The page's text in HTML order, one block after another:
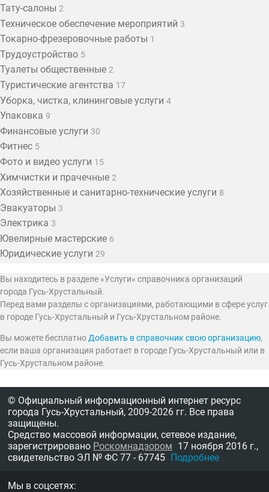
Тату-салоны 2
Техническое обеспечение мероприятий 3
Токарно-фрезеровочные работы 1
Трудоустройство 5
Туалеты общественные 2
Туристические агентства 17
Уборка, чистка, клининговые услуги 4
Упаковка 9
Финансовые услуги 30
Фитнес 5
Фото и видео услуги 15
Химчистки и прачечные 2
Хозяйственные и санитарно-технические услуги 8
Эвакуаторы 3
Электрика 3
Ювелирные мастерские 6
Юридические услуги 29
Вы находитесь в разделе «Услуги» справочника организаций
города Гусь-Хрустальный.
Перед вами разделы с организациями, работающими в сфере услуг
в городе Гусь-Хрустальный и Гусь-Хрустальном районе.
Вы можете бесплатноДобавить в справочник свою организацию,
если ваша организация работает в городе Гусь-Хрустальный или в
Гусь-Хрустальном районе.
© Официальный информационный интернет ресурс
города Гусь-Хрустальный, 2009-2026 гг. Все права
защищены.
Средство массовой информации, сетевое издание,
зарегистрировано Роскомнадзором 17 ноября 2016 г.,
свидетельство ЭЛ № ФС 77 - 67745 Подробнее
Мы в соцсетях: